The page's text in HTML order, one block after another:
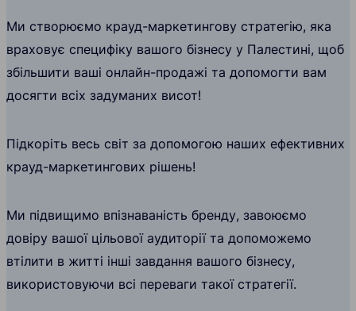
Ми створюємо крауд-маркетингову стратегію, яка
враховує специфіку вашого бізнесу у Палестині, щоб
збільшити ваші онлайн-продажі та допомогти вам
досягти всіх задуманих висот!
Підкоріть весь світ за допомогою наших ефективних
крауд-маркетингових рішень!
Ми підвищимо впізнаваність бренду, завоюємо
довіру вашої цільової аудиторії та допоможемо
втілити в житті інші завдання вашого бізнесу,
використовуючи всі переваги такої стратегії.